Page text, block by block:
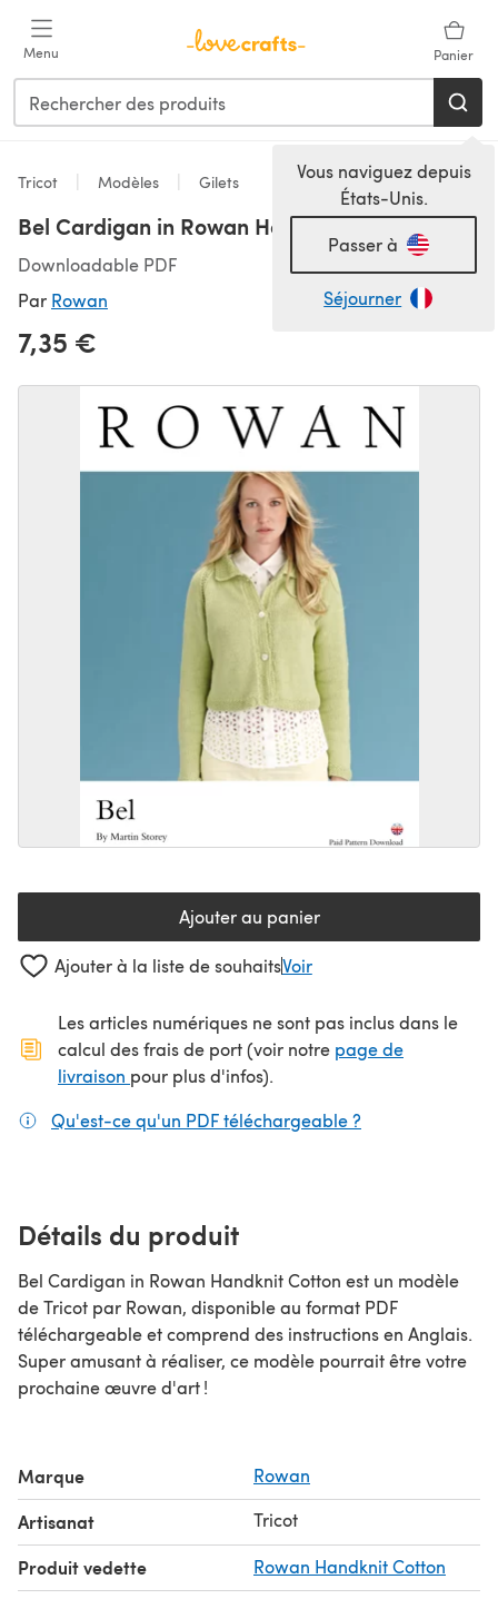
Menu Panier
Vous naviguez depuis
États-Unis.
Passer à
Séjourner
Tricot Modèles Gilets
Bel Cardigan in Rowan Handknit Cotton
Downloadable PDF
Par Rowan
7,35 €
Ajouter au panier
Ajouter à la liste de souhaitsVoir
Les articles numériques ne sont pas inclus dans le
calcul des frais de port (voir notre page de
livraison (s'ouvre dans un nouvel onglet)
pour plus d'infos).
Qu'est-ce qu'un PDF téléchargeable ?
Détails du produit
Bel Cardigan in Rowan Handknit Cotton est un modèle
de Tricot par Rowan, disponible au format PDF
téléchargeable et comprend des instructions en Anglais.
Super amusant à réaliser, ce modèle pourrait être votre
prochaine œuvre d'art !
Marque Rowan
Artisanat Tricot
Produit vedette Rowan Handknit Cotton